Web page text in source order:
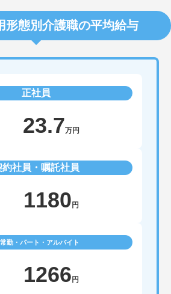
形態別介護職の平均給与
正社員
23.7万円
約社員・嘱託社員
1180 円
勤・パート・アルバイト
1266 円